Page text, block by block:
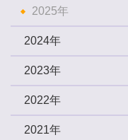
2025年
2024年
2023年
2022年
2021年